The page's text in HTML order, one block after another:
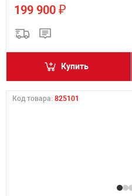
199 900 ₽
Купить
Код товара: 825101